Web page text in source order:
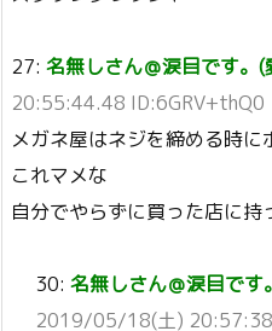
27: 名無しさん＠涙目です。
20:55:44.48 ID:6GRV+thQ0
メガネ屋はネジを締める時に
これマメな
自分でやらずに買った店に持
30: 名無しさん＠涙目で
2019/05/18(土)